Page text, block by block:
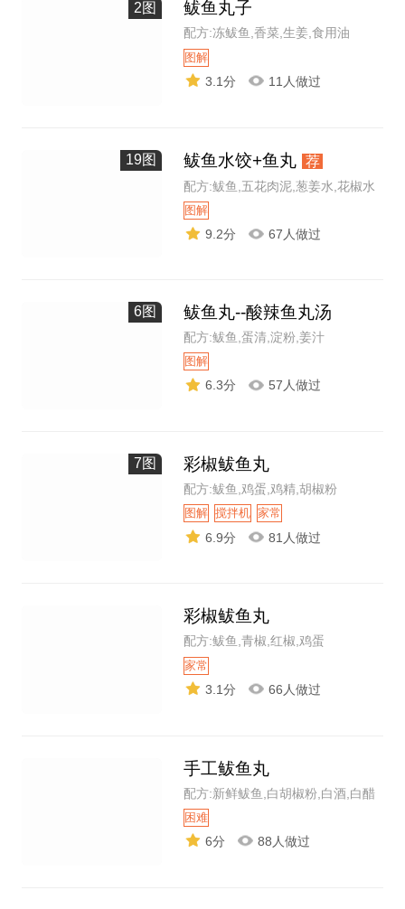
2图 鲅鱼丸子
配方:冻鲅鱼,香菜,生姜,食用油
图解
3.1分 11人做过
19图 鲅鱼水饺+鱼丸 荐
配方:鲅鱼,五花肉泥,葱姜水,花椒水
图解
9.2分 67人做过
6图 鲅鱼丸--酸辣鱼丸汤
配方:鲅鱼,蛋清,淀粉,姜汁
图解
6.3分 57人做过
7图 彩椒鲅鱼丸
配方:鲅鱼,鸡蛋,鸡精,胡椒粉
图解 搅拌机 家常
6.9分 81人做过
彩椒鲅鱼丸
配方:鲅鱼,青椒,红椒,鸡蛋
家常
3.1分 66人做过
手工鲅鱼丸
配方:新鲜鲅鱼,白胡椒粉,白酒,白醋
困难
6分 88人做过